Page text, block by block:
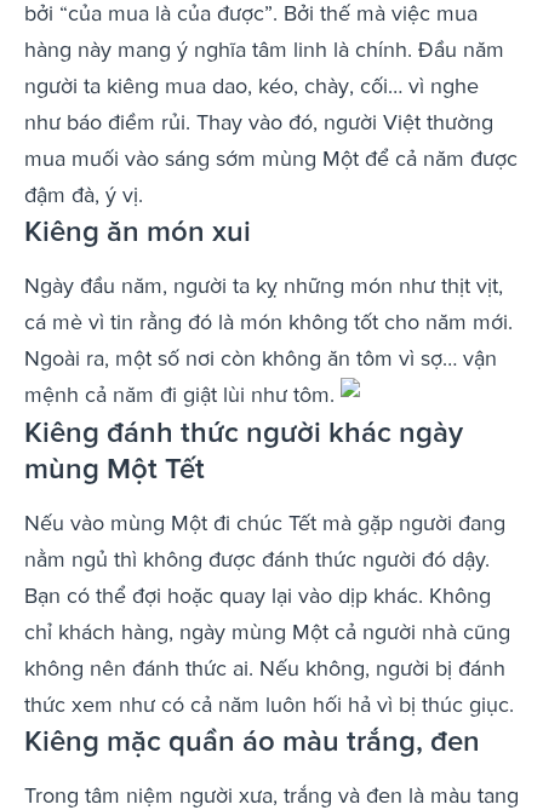
bởi “của mua là của được”. Bởi thế mà việc mua
hàng này mang ý nghĩa tâm linh là chính. Đầu năm
người ta kiêng mua dao, kéo, chày, cối… vì nghe
như báo điềm rủi. Thay vào đó, người Việt thường
mua muối vào sáng sớm mùng Một để cả năm được
đậm đà, ý vị.
Kiêng ăn món xui
Ngày đầu năm, người ta kỵ những món như thịt vịt,
cá mè vì tin rằng đó là món không tốt cho năm mới.
Ngoài ra, một số nơi còn không ăn tôm vì sợ… vận
mệnh cả năm đi giật lùi như tôm.
Kiêng đánh thức người khác ngày
mùng Một Tết
Nếu vào mùng Một đi chúc Tết mà gặp người đang
nằm ngủ thì không được đánh thức người đó dậy.
Bạn có thể đợi hoặc quay lại vào dịp khác. Không
chỉ khách hàng, ngày mùng Một cả người nhà cũng
không nên đánh thức ai. Nếu không, người bị đánh
thức xem như có cả năm luôn hối hả vì bị thúc giục.
Kiêng mặc quần áo màu trắng, đen
Trong tâm niệm người xưa, trắng và đen là màu tang